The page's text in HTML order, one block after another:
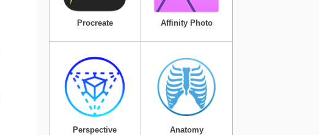
Procreate Affinity Photo
Perspective Anatomy